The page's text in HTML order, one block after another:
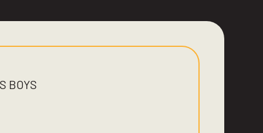
BOYS